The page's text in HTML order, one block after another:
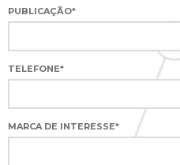
PUBLICAÇÃO*
TELEFONE*
MARCA DE INTERESSE*